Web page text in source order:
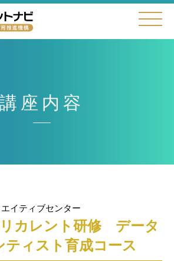
講座内容
イティブセンター
カレント研修 データ
ティスト育成コース